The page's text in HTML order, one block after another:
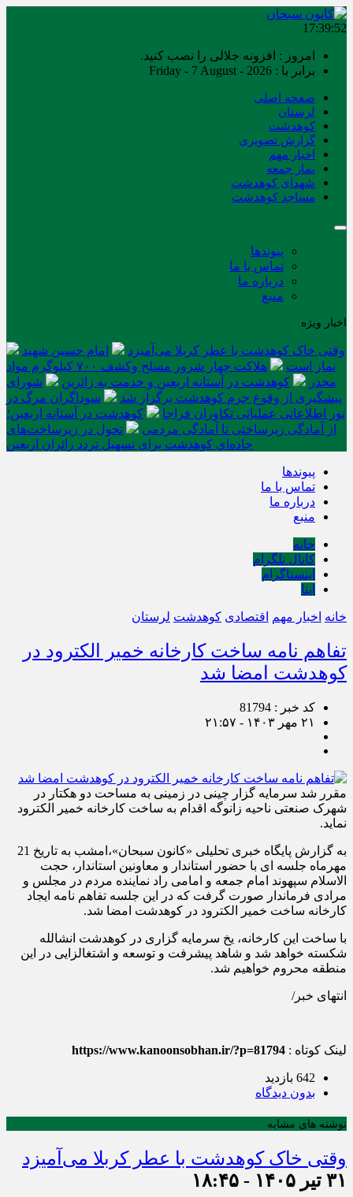
17:39:52
امروز : افزونه جلالی را نصب کنید.
برابر با : Friday - 7 August - 2026
صفحه اصلی
لرستان
کوهدشت
گزارش تصویری
اخبار مهم
نماز جمعه
شهدای کوهدشت
مساجد کوهدشت
پیوندها
تماس با ما
درباره ما
منبع
اخبار ویژه
وقتی خاک کوهدشت با عطر کربلا می‌آمیزد
امام حسین شهید
نماز است
هلاکت چهار شرور مسلح وکشف ۷۰۰ کیلوگرم مواد
مخدر
کوهدشت در آستانه اربعین و خدمت‌ به زائرین
شورای
پیشگیری از وقوع جرم کوهدشت برگزار شد
سوداگران مرگ در
تور اطلاعاتی عملیاتی تکاوران فراجا
کوهدشت در آستانه اربعین؛
از آمادگی زیرساختی تا آمادگی مردمی
تحول در زیرساخت‌های
جاده‌ای کوهدشت برای تسهیل تردد زائران اربعین
پیوندها
تماس با ما
درباره ما
منبع
خانه
کانال تلگرام
اینستاگرام
ایتا
خانه اخبار مهم اقتصادی کوهدشت لرستان
تفاهم نامه ساخت کارخانه خمیر الکترود در
کوهدشت امضا شد
کد خبر : 81794
۲۱ مهر ۱۴۰۳ - ۲۱:۵۷
مقرر شد سرمایه گزار چینی در زمینی به مساحت دو هکتار در
شهرک صنعتی ناحیه زانوگه اقدام به ساخت کارخانه خمیر الکترود
نماید.
به گزارش پایگاه خبری تحلیلی «کانون سبحان»،امشب به تاریخ 21
مهرماه جلسه ای با حضور استاندار و معاونین استاندار، حجت
الاسلام سپهوند امام جمعه و امامی راد نماینده مردم در مجلس و
مرادی فرماندار صورت گرفت که در این جلسه تفاهم نامه ایجاد
کارخانه ساخت خمیر الکترود در کوهدشت امضا شد.
با ساخت این کارخانه، یخ سرمایه گزاری در کوهدشت انشالله
شکسته خواهد شد و شاهد پیشرفت و توسعه و اشتغالزایی در این
منطقه محروم خواهیم شد.
انتهای خبر/
لینک کوتاه : https://www.kanoonsobhan.ir/?p=81794
642 بازدید
بدون دیدگاه
نوشته های مشابه
وقتی خاک کوهدشت با عطر کربلا می‌آمیزد
۳۱ تیر ۱۴۰۵ - ۱۸:۴۵